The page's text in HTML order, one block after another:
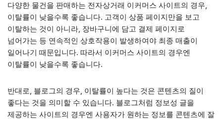
다양한 물건을 판매하는 전자상거래 이커머스 사이트의 경우,
이탈률이 낮을수록 좋습니다. 고객이 상품 페이지만을 보고
이탈하는 것이 아니라, 장바구니에 담고 결제 페이지로
넘어가는 등 연속적인 상호작용이 발생하여야 최종 매출이
일어나기 때문입니다. 따라서 이커머스 사이트의 경우엔
이탈률이 낮을수록 좋습니다.
반대로, 블로그의 경우, 이탈률이 높다는 것은 콘텐츠의 질이
좋다는 것을 의미할 수 있습니다. 블로그처럼 정보성 글을
제공하는 사이트의 경우엔 사용자가 원하는 정보를 콘텐츠에 잘